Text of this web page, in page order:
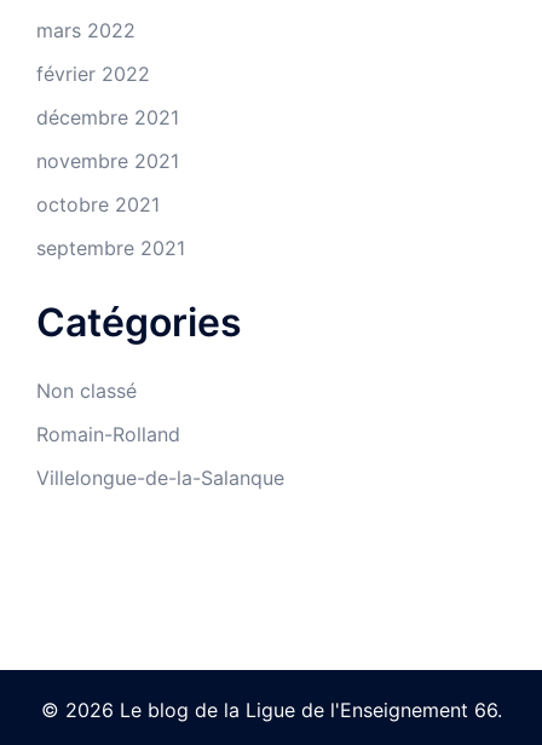
mars 2022
février 2022
décembre 2021
novembre 2021
octobre 2021
septembre 2021
Catégories
Non classé
Romain-Rolland
Villelongue-de-la-Salanque
© 2026 Le blog de la Ligue de l'Enseignement 66.